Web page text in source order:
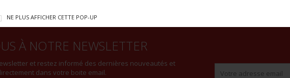
NE PLUS AFFICHER CETTE POP-UP
À NOTRE NEWSLETTER
et restez informé des dernières nouveautés et
dans votre boite email.